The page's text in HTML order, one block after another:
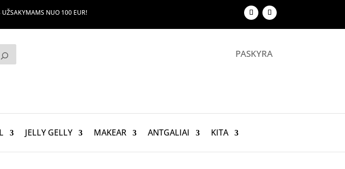
NUO 100 EUR!
PASKYRA
JELLY GELLY MAKEAR ANTGALIAI KITA